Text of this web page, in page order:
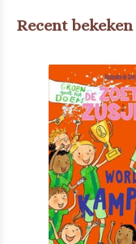
Recent bekeken